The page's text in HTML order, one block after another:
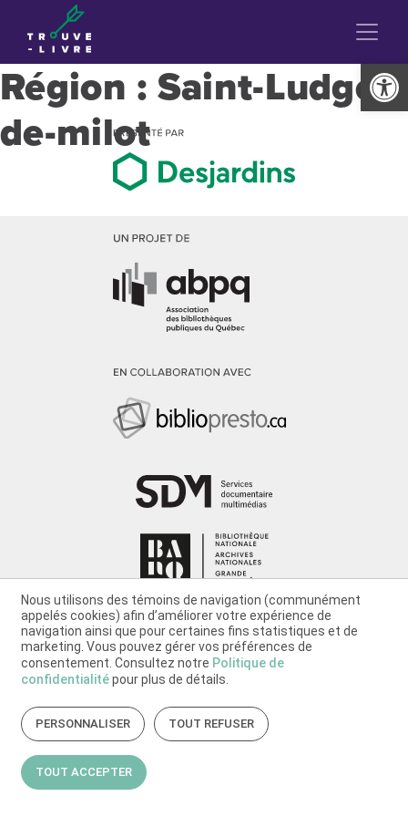
Ouvrir
Région :Saint-Ludger-
de-milot
Nous utilisons des témoins de navigation (communément
appelés cookies) afin d’améliorer votre expérience de
navigation ainsi que pour certaines fins statistiques et de
marketing. Vous pouvez gérer vos préférences de
consentement. Consultez notre Politique de
confidentialitépour plus de détails.
PERSONNALISER TOUT REFUSER
TOUT ACCEPTER